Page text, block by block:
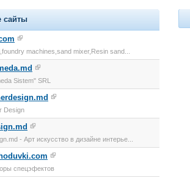
сайты
machines,sand mixer,Resin sand...
Sistem" SRL
Design
- Арт искусство в дизайне интерье...
спецэфектов